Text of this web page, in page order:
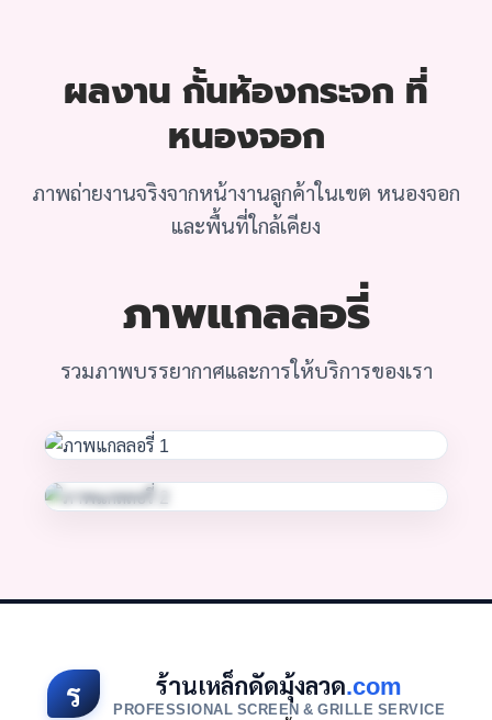
ผลงาน กั้นห้องกระจก ที่
หนองจอก
ภาพถ่ายงานจริงจากหน้างานลูกค้าในเขต หนองจอก
และพื้นที่ใกล้เคียง
ภาพแกลลอรี่
รวมภาพบรรยากาศและการให้บริการของเรา
ร ร้านเหล็กดัดมุ้งลวด.com
PROFESSIONAL SCREEN & GRILLE SERVICE